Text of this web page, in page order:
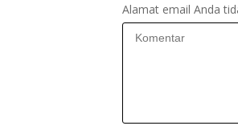
Alamat email Anda